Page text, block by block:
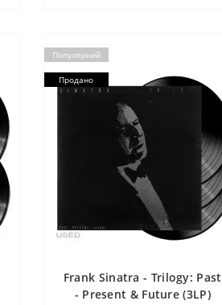
Популярний
Продано
Frank Sinatra - Trilogy: Past
- Present & Future (3LP)